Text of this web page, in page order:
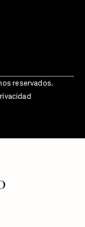
reservados.